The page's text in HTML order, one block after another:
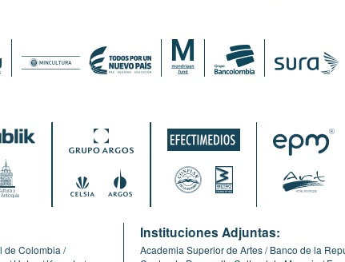
de Colombia
Instituciones Adjuntas:
Academia Superior de Artes Banco de la